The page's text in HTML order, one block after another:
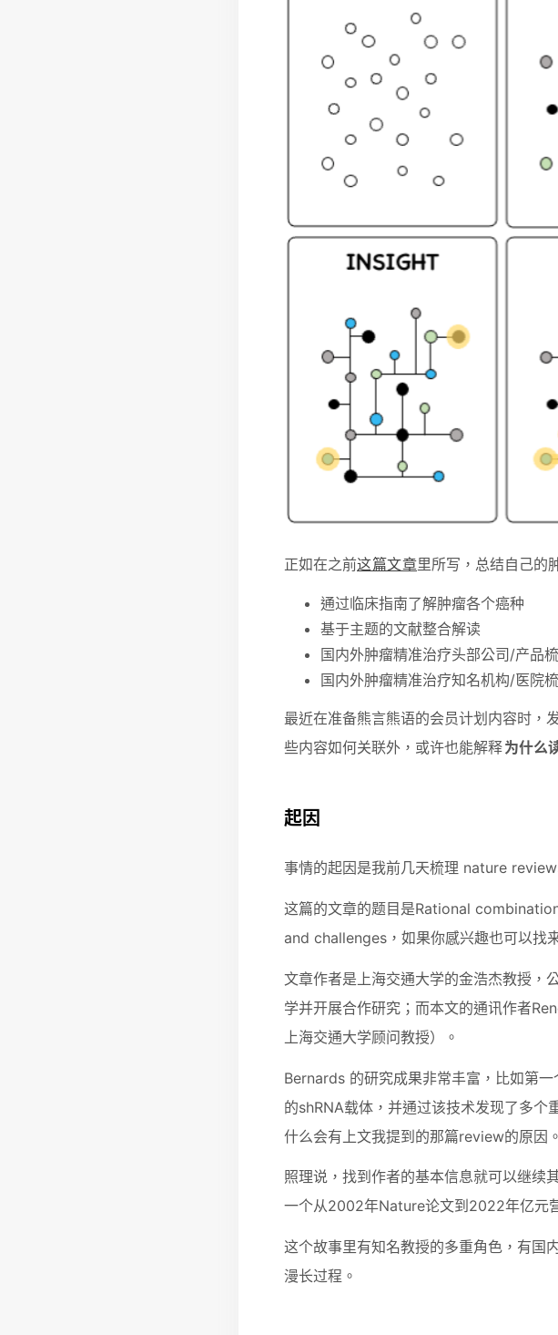
正如在之前这篇文章里所写，总结自己的
通过临床指南了解肿瘤各个癌种
基于主题的文献整合解读
国内外肿瘤精准治疗头部公司/产品
国内外肿瘤精准治疗知名机构/医院
最近在准备熊言熊语的会员计划内容时，
些内容如何关联外，或许也能解释为什么
起因
事情的起因是我前几天梳理 nature
这篇的文章的题目是Rational
and challenges，如果你感兴趣也可以找
文章作者是上海交通大学的金浩杰教授，
学并开展合作研究；而本文的通讯作者
上海交通大学顾问教授）。
Bernards 的研究成果非常丰富，比如第
的shRNA载体，并通过该技术发现了多个
什么会有上文我提到的那篇review的原因。
照理说，找到作者的基本信息就可以继续
一个从2002年Nature论文到2022年亿元
这个故事里有知名教授的多重角色，有国
漫长过程。